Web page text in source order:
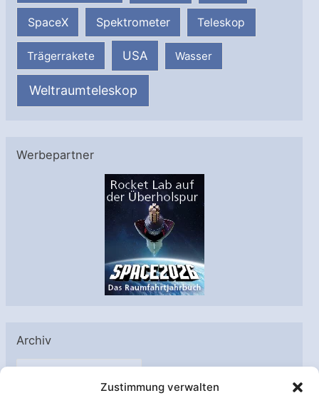
Zustimmung verwalten
SpaceX Spektrometer Teleskop
Trägerrakete USA Wasser
Weltraumteleskop
Werbepartner
Archiv
A